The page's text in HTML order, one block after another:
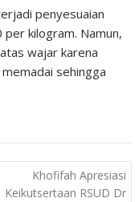
penyesuaian
kilogram. Namun,
wajar karena
sehingga
Khofifah Apresiasi
Keikutsertaan RSUD Dr